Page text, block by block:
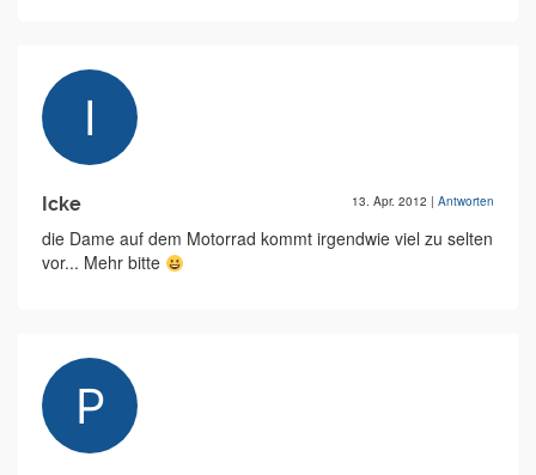
Icke 13. Apr. 2012 | Antworten
die Dame auf dem Motorrad kommt irgendwie viel zu selten
vor... Mehr bitte